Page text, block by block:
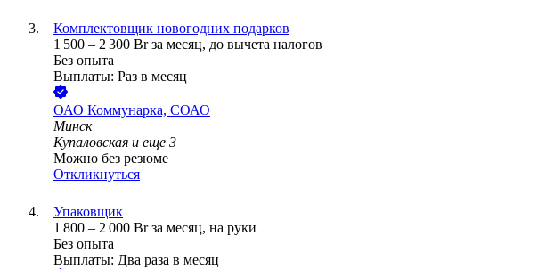
Комплектовщик новогодних подарков
1 500 – 2 300 Br за месяц, до вычета налогов
Без опыта
Выплаты: Раз в месяц
ОАО Коммунарка, СОАО
Минск
Купаловская и еще 3
Можно без резюме
Откликнуться
Упаковщик
1 800 – 2 000 Br за месяц, на руки
Без опыта
Выплаты: Два раза в месяц